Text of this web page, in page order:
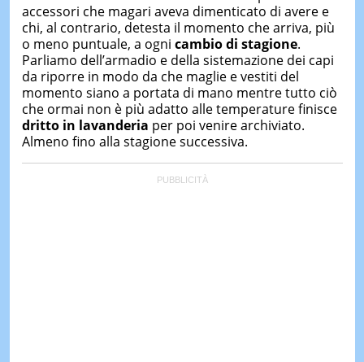
IERI
accessori che magari aveva dimenticato di avere e
chi, al contrario, detesta il momento che arriva, più
o meno puntuale, a ogni cambio di stagione.
Parliamo dell’armadio e della sistemazione dei capi
da riporre in modo da che maglie e vestiti del
momento siano a portata di mano mentre tutto ciò
che ormai non è più adatto alle temperature finisce
dritto in lavanderia per poi venire archiviato.
Almeno fino alla stagione successiva.